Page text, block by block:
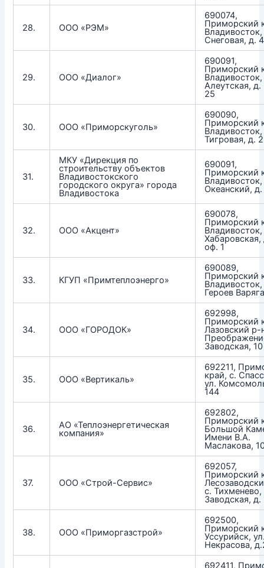
28. ООО «РЭМ»
690074,
Приморский
Владивосток,
Снеговая, д.
29. ООО «Диалог»
690091,
Приморский
Владивосток,
Алеутская, д.
25
30. ООО «Приморскуголь»
690090,
Приморский
Владивосток,
Тигровая, д.
31.
МКУ «Дирекция по
строительству объектов
Владивостокского
городского округа» города
Владивостока
690091,
Приморский
Океанский,
32. ООО «Акцент»
690078,
Приморский
Владивосток,
Хабаровская,
оф. 1
33. КГУП «Примтеплоэнерго»
690089,
Приморский
Владивосток,
Героев
34. ООО «ГОРОДОК»
692998,
Приморский
Лазовский р-
Заводская, 10
35. ООО «Вертикаль»
692211,
край, с.
ул.
144
36. АО «Теплоэнергетическая
компания»
692802,
Приморский
Большой
Имени В.А.
Маслакова,
37. ООО «Строй-Сервис»
692057,
Приморский
с. Тихменево,
Заводская, д.
38. ООО «Приморгазстрой»
692500,
Приморский
Уссурийск,
Некрасова,
692411,